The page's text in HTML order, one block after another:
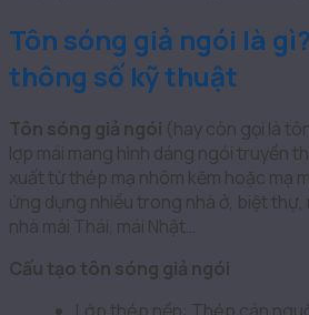
Tôn sóng giả ngói là
thông số kỹ thuật
Tôn sóng giả ngói (hay còn gọi là
lợp mái mang hình dáng ngói truyền
xuất từ thép mạ nhôm kẽm hoặc mạ
ứng dụng nhiều trong nhà ở, biệt thự,
nhà mái Thái, mái Nhật…
Cấu tạo tôn sóng giả ngói